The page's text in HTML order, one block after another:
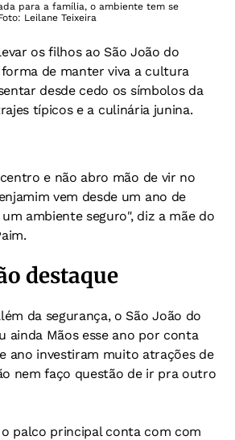
para a família, o ambiente tem se
Leilane Teixeira
os filhos ao São João do
de manter viva a cultura
desde cedo os símbolos da
típicos e a culinária junina.
e não abro mão de vir no
vem desde um ano de
ambiente seguro", diz a mãe do
destaque
da segurança, o São João do
ainda Mãos esse ano por conta
ano investiram muito atrações de
nem faço questão de ir pra outro
palco principal conta com com